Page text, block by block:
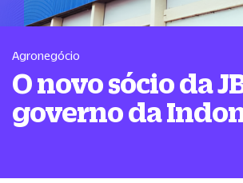
Agronegócio
O novo sócio da
governo da